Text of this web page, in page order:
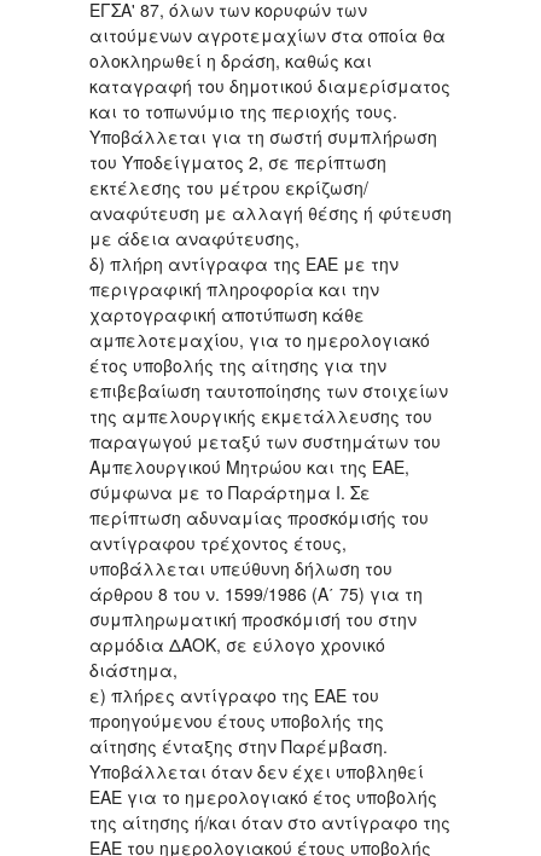
ΕΓΣΑ' 87, όλων των κορυφών των
αιτούμενων αγροτεμαχίων στα οποία θα
ολοκληρωθεί η δράση, καθώς και
καταγραφή του δημοτικού διαμερίσματος
και το τοπωνύμιο της περιοχής τους.
Υποβάλλεται για τη σωστή συμπλήρωση
του Υποδείγματος 2, σε περίπτωση
εκτέλεσης του μέτρου εκρίζωση/
αναφύτευση με αλλαγή θέσης ή φύτευση
με άδεια αναφύτευσης,
δ) πλήρη αντίγραφα της ΕΑΕ με την
περιγραφική πληροφορία και την
χαρτογραφική αποτύπωση κάθε
αμπελοτεμαχίου, για το ημερολογιακό
έτος υποβολής της αίτησης για την
επιβεβαίωση ταυτοποίησης των στοιχείων
της αμπελουργικής εκμετάλλευσης του
παραγωγού μεταξύ των συστημάτων του
Αμπελουργικού Μητρώου και της ΕΑΕ,
σύμφωνα με το Παράρτημα Ι. Σε
περίπτωση αδυναμίας προσκόμισής του
αντίγραφου τρέχοντος έτους,
υποβάλλεται υπεύθυνη δήλωση του
άρθρου 8 του ν. 1599/1986 (Α΄ 75) για τη
συμπληρωματική προσκόμισή του στην
αρμόδια ΔΑΟΚ, σε εύλογο χρονικό
διάστημα,
ε) πλήρες αντίγραφο της ΕΑΕ του
προηγούμενου έτους υποβολής της
αίτησης ένταξης στην Παρέμβαση.
Υποβάλλεται όταν δεν έχει υποβληθεί
ΕΑΕ για το ημερολογιακό έτος υποβολής
της αίτησης ή/και όταν στο αντίγραφο της
ΕΑΕ του ημερολογιακού έτους υποβολής